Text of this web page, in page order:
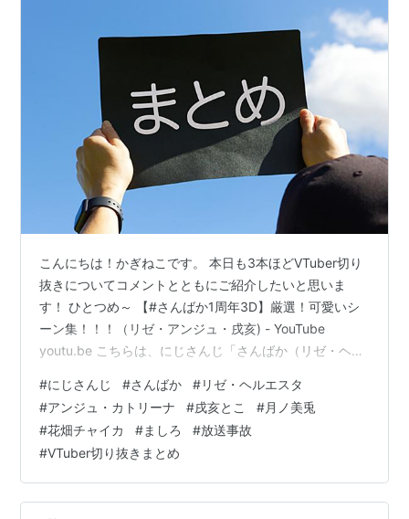
こんにちは！かぎねこです。 本日も3本ほどVTuber切り
抜きについてコメントとともにご紹介したいと思いま
す！ ひとつめ～ 【#さんばか1周年3D】厳選！可愛いシ
ーン集！！！（リゼ・アンジュ・戌亥) - YouTube
youtu.be こちらは、にじさんじ「さんばか（リゼ・ヘル
3D配信の切り抜きになります！ さんばかの3Dはほんと
トップレベルの愛らしさだな...戌亥は居るだけで可愛い
し、リゼは清楚さが顕現してるし、アンジュは動きが可
愛いし... アンリゼだけハリセンガチで叩き合うのすこ リ
ゼ様がとこちゃんのこと叩けないのもてぇてぇだし、リ
ゼア…
#にじさんじ #さんばか #リゼ・ヘルエスタ
#アンジュ・カトリーナ #戌亥とこ #月ノ美兎
#花畑チャイカ #ましろ #放送事故
#VTuber切り抜きまとめ